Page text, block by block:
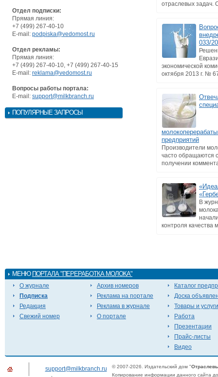
Отдел подписки:
Прямая линия:
+7 (499) 267-40-10
E-mail: podpiska@vedomost.ru
Отдел рекламы:
Прямая линия:
+7 (499) 267-40-10, +7 (499) 267-40-15
E-mail: reklama@vedomost.ru
Вопросы работы портала:
E-mail: support@milkbranch.ru
ПОПУЛЯРНЫЕ ЗАПРОСЫ
отраслевых задач.
033/
экономической
октября 2013 г. №
предприятий
Производители
часто обращаются
получении
В
контроля качества
МЕНЮ ПОРТАЛА "ПЕРЕРАБОТКА МОЛОКА"
О журнале
Подписка
Редакция
Свежий номер
Архив номеров
Реклама на портале
Реклама в журнале
О портале
Каталог
Доска
Товары и услуги
Работа
Презентации
Прайс-листы
Видео
support@milkbranch.ru © 2007-2026. Издательский дом "
Копирование информации данного сайта